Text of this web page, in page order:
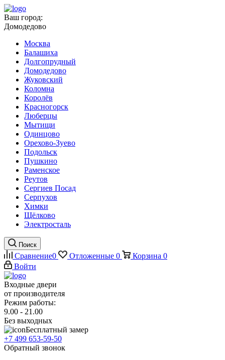
Ваш город:
Домодедово
Москва
Балашиха
Долгопрудный
Домодедово
Жуковский
Коломна
Королёв
Красногорск
Люберцы
Мытищи
Одинцово
Орехово-Зуево
Подольск
Пушкино
Раменское
Реутов
Сергиев Посад
Серпухов
Химки
Щёлково
Электросталь
Поиск
Сравнение0 Отложенные 0 Корзина 0
Войти
Входные двери
от производителя
Режим работы:
9.00 - 21.00
Без выходных
Бесплатный замер
+7 499 653-59-50
Обратный звонок